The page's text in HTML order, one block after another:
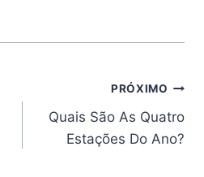
PRÓXIMO
Quais São As Quatro
Estações Do Ano?